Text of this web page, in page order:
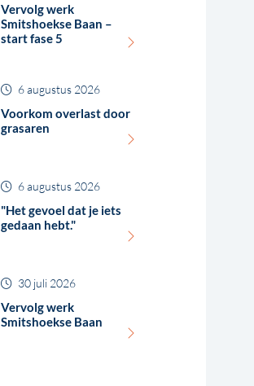
Vervolg werk
Smitshoekse Baan –
start fase 5
Voorkom overlast door
grasaren
6 augustus 2026
"Het gevoel dat je iets
gedaan hebt."
6 augustus 2026
Vervolg werk
Smitshoekse Baan
30 juli 2026